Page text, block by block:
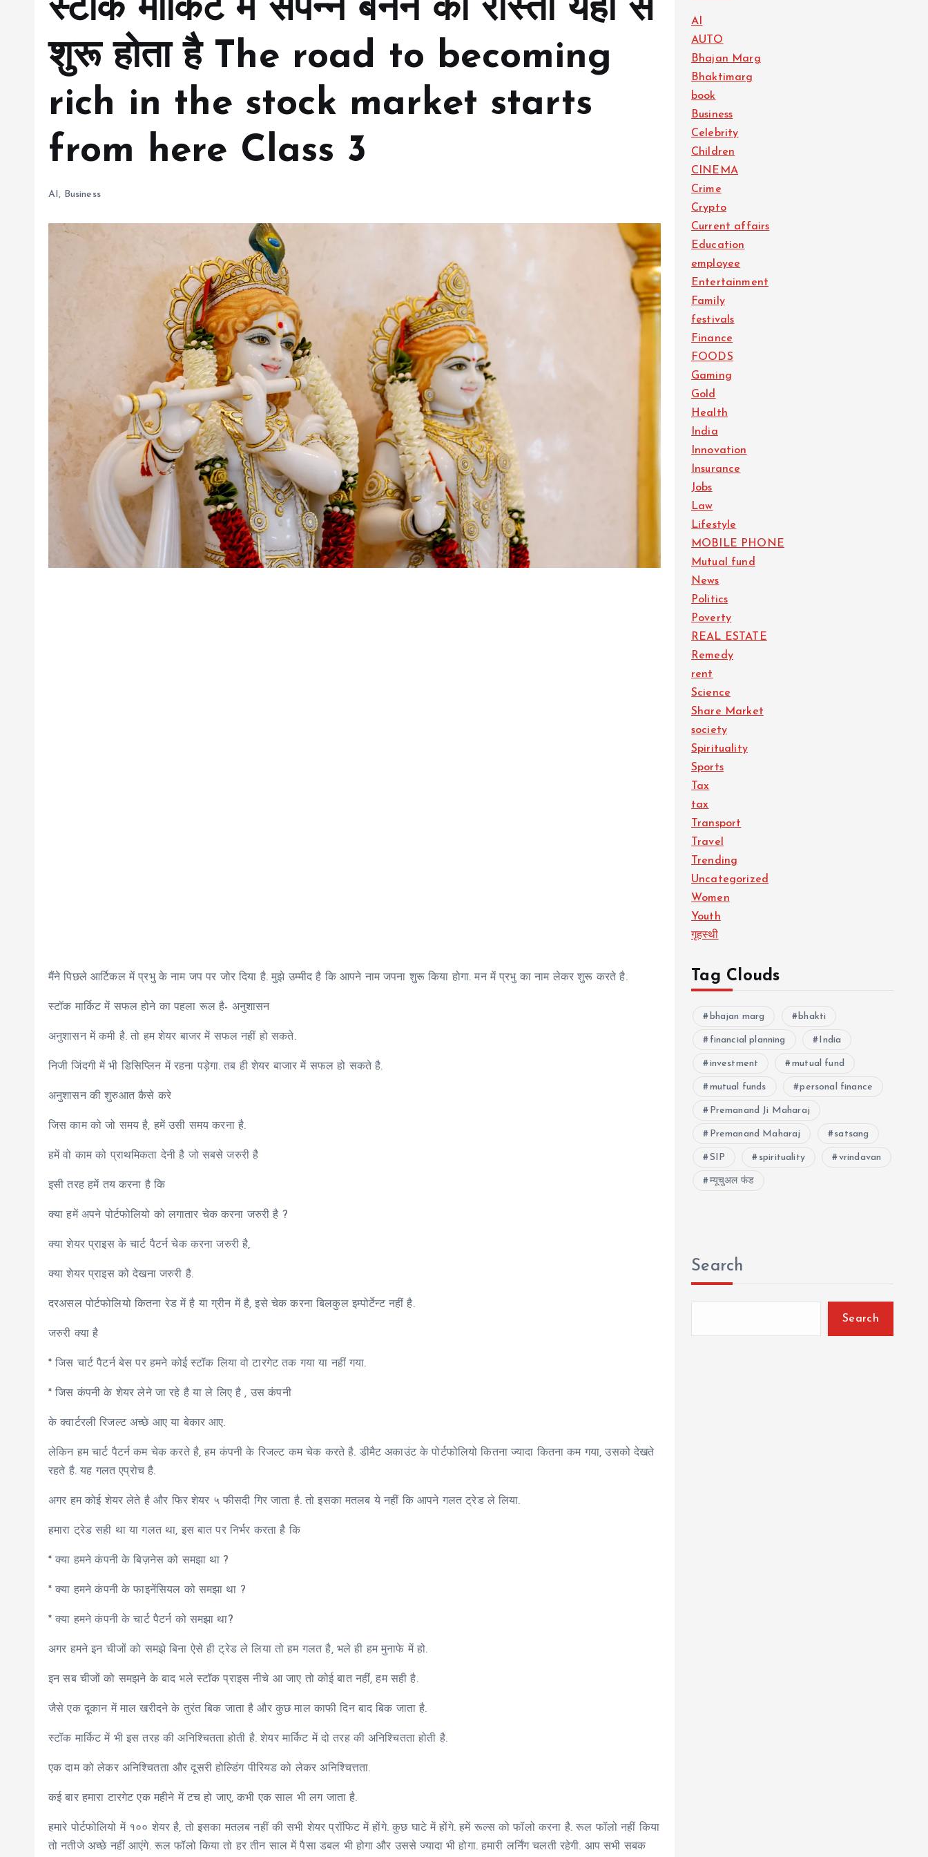
स्टॉक मार्किट में संपन्न बनने का रास्ता यहाँ से
शुरू होता है The road to becoming
rich in the stock market starts
from here Class 3
AI, Business
मैंने पिछले आर्टिकल में प्रभु के नाम जप पर जोर दिया है. मुझे उम्मीद है कि आपने नाम जपना शुरू किया होगा. मन में प्रभु का नाम लेकर शुरू करते है.
स्टॉक मार्किट में सफल होने का पहला रूल है- अनुशासन
अनुशासन में कमी है. तो हम शेयर बाजर में सफल नहीं हो सकते.
निजी जिंदगी में भी डिसिप्लिन में रहना पड़ेगा. तब ही शेयर बाजार में सफल हो सकते है.
अनुशासन की शुरुआत कैसे करे
जिस काम को जो समय है, हमें उसी समय करना है.
हमें वो काम को प्राथमिकता देनी है जो सबसे जरुरी है
इसी तरह हमें तय करना है कि
क्या हमें अपने पोर्टफोलियो को लगातार चेक करना जरुरी है ?
क्या शेयर प्राइस के चार्ट पैटर्न चेक करना जरुरी है,
क्या शेयर प्राइस को देखना जरुरी है.
दरअसल पोर्टफोलियो कितना रेड में है या ग्रीन में है, इसे चेक करना बिलकुल इम्पोर्टेन्ट नहीं है.
जरुरी क्या है
* जिस चार्ट पैटर्न बेस पर हमने कोई स्टॉक लिया वो टारगेट तक गया या नहीं गया.
* जिस कंपनी के शेयर लेने जा रहे है या ले लिए है , उस कंपनी
के क्वार्टरली रिजल्ट अच्छे आए या बेकार आए.
लेकिन हम चार्ट पैटर्न कम चेक करते है, हम कंपनी के रिजल्ट कम चेक करते है. डीमैट अकाउंट के पोर्टफोलियो कितना ज्यादा कितना कम गया, उसको देखते
रहते है. यह गलत एप्रोच है.
अगर हम कोई शेयर लेते है और फिर शेयर ५ फीसदी गिर जाता है. तो इसका मतलब ये नहीं कि आपने गलत ट्रेड ले लिया.
हमारा ट्रेड सही था या गलत था, इस बात पर निर्भर करता है कि
* क्या हमने कंपनी के बिज़नेस को समझा था ?
* क्या हमने कंपनी के फाइनेंसियल को समझा था ?
* क्या हमने कंपनी के चार्ट पैटर्न को समझा था?
अगर हमने इन चीजों को समझे बिना ऐसे ही ट्रेड ले लिया तो हम गलत है, भले ही हम मुनाफे में हो.
इन सब चीजों को समझने के बाद भले स्टॉक प्राइस नीचे आ जाए तो कोई बात नहीं, हम सही है.
जैसे एक दूकान में माल खरीदने के तुरंत बिक जाता है और कुछ माल काफी दिन बाद बिक जाता है.
स्टॉक मार्किट में भी इस तरह की अनिश्चितता होती है. शेयर मार्किट में दो तरह की अनिश्चितता होती है.
एक दाम को लेकर अनिश्चितता और दूसरी होल्डिंग पीरियड को लेकर अनिश्चित्तता.
कई बार हमारा टारगेट एक महीने में टच हो जाए, कभी एक साल भी लग जाता है.
हमारे पोर्टफोलियो में १०० शेयर है, तो इसका मतलब नहीं की सभी शेयर प्रॉफिट में होंगे. कुछ घाटे में होंगे. हमें रूल्स को फॉलो करना है. रूल फॉलो नहीं किया
तो नतीजे अच्छे नहीं आएंगे. रूल फॉलो किया तो हर तीन साल में पैसा डबल भी होगा और उससे ज्यादा भी होगा. हमारी लर्निंग चलती रहेगी. आप सभी सबक
AI
AUTO
Bhajan Marg
Bhaktimarg
book
Business
Celebrity
Children
CINEMA
Crime
Crypto
Current affairs
Education
employee
Entertainment
Family
festivals
Finance
FOODS
Gaming
Gold
Health
India
Innovation
Insurance
Jobs
Law
Lifestyle
MOBILE PHONE
Mutual fund
News
Politics
Poverty
REAL ESTATE
Remedy
rent
Science
Share Market
society
Spirituality
Sports
Tax
tax
Transport
Travel
Trending
Uncategorized
Women
Youth
गृहस्थी
Tag Clouds
bhajan marg bhakti
financial planning India
investment mutual fund
mutual funds personal finance
Premanand Ji Maharaj
Premanand Maharaj satsang
SIP spirituality vrindavan
म्यूचुअल फंड
Search
Search